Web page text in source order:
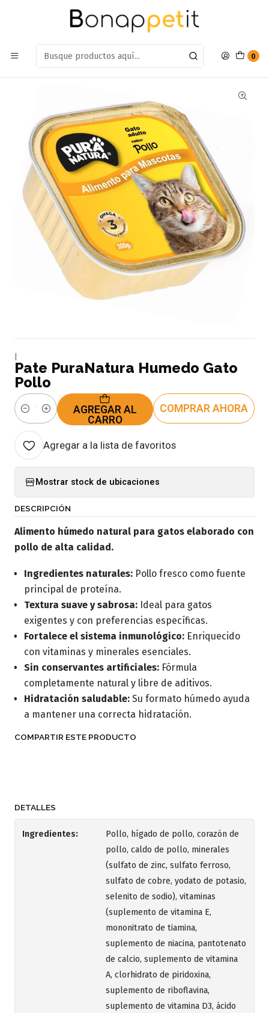
0
Estamos en: Antumalal 612, Quilicura Míranos en Maps
Pate PuraNatura Humedo Gato Pollo
Pate PuraNatura Humedo Gato
Pollo
Cantidad
AGREGAR AL
CARRO
COMPRAR AHORA
Agregar a la lista de favoritos
Mostrar stock de ubicaciones
DESCRIPCIÓN
Alimento húmedo natural para gatos elaborado con
pollo de alta calidad.
Ingredientes naturales: Pollo fresco como fuente
principal de proteína.
Textura suave y sabrosa: Ideal para gatos
exigentes y con preferencias específicas.
Fortalece el sistema inmunológico: Enriquecido
con vitaminas y minerales esenciales.
Sin conservantes artificiales: Fórmula
completamente natural y libre de aditivos.
Hidratación saludable: Su formato húmedo ayuda
a mantener una correcta hidratación.
COMPARTIR ESTE PRODUCTO
DETALLES
Ingredientes:
Pollo, hígado de pollo, corazón de
pollo, caldo de pollo, minerales
(sulfato de zinc, sulfato ferroso,
sulfato de cobre, yodato de potasio,
selenito de sodio), vitaminas
(suplemento de vitamina E,
mononitrato de tiamina,
suplemento de niacina, pantotenato
de calcio, suplemento de vitamina
A, clorhidrato de piridoxina,
suplemento de riboflavina,
suplemento de vitamina D3, ácido